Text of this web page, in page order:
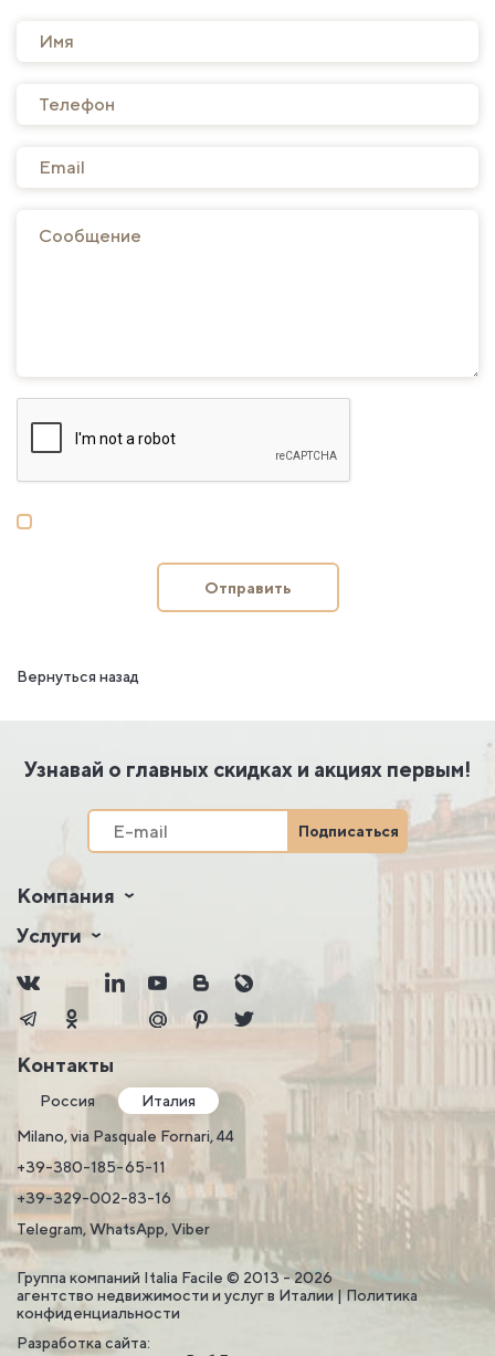
Отправить
Вернуться назад
Узнавай о главных скидках и акциях первым!
Подписаться
Компания
Услуги
Контакты
Россия
Италия
Milano, via Pasquale Fornari, 44
+39-380-185-65-11
+39-329-002-83-16
Telegram, WhatsApp, Viber
Группа компаний Italia Facile © 2013 - 2026
агентство недвижимости и услуг в Италии |Политика
конфиденциальности
Разработка сайта: